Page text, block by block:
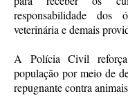
responsabilidade dos
veterinária e demais
A Polícia Civil
população por meio de
repugnante contra